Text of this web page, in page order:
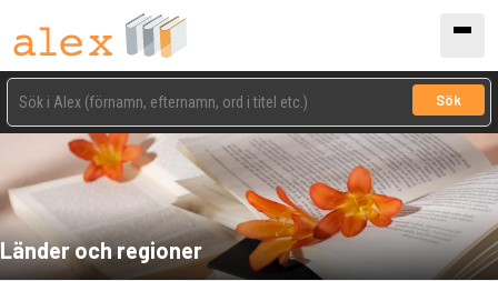
Sök
Länder och regioner